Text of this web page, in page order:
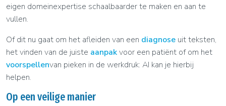
eigen domeinexpertise schaalbaarder te maken en aan te
vullen.
Of dit nu gaat om het afleiden van een diagnose uit teksten,
het vinden van de juiste aanpakvoor een patiënt of om het
voorspellenvan pieken in de werkdruk: AI kan je hierbij
helpen.
Op een veilige manier